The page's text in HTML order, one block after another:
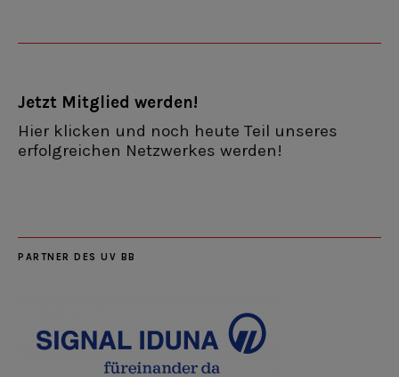
Jetzt Mitglied werden!
Hier klicken und noch heute Teil unseres
erfolgreichen Netzwerkes werden!
PARTNER DES UV BB